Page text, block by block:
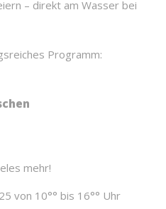
– direkt am Wasser bei
Programm:
mehr!
von 10°° bis 16°° Uhr